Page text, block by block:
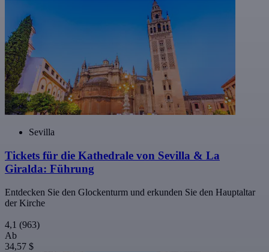
Sevilla
Tickets für die Kathedrale von Sevilla & La
Giralda: Führung
Entdecken Sie den Glockenturm und erkunden Sie den Hauptaltar
der Kirche
4,1 (963)
Ab
34,57 $